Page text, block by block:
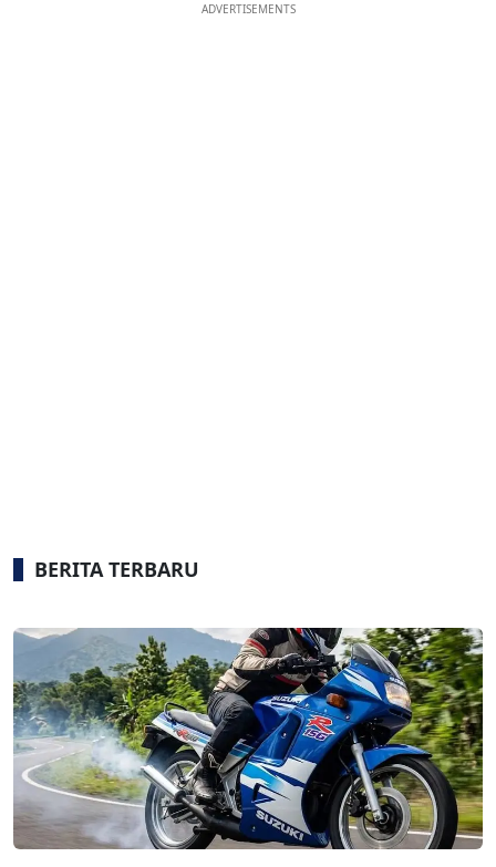
ADVERTISEMENTS
BERITA TERBARU